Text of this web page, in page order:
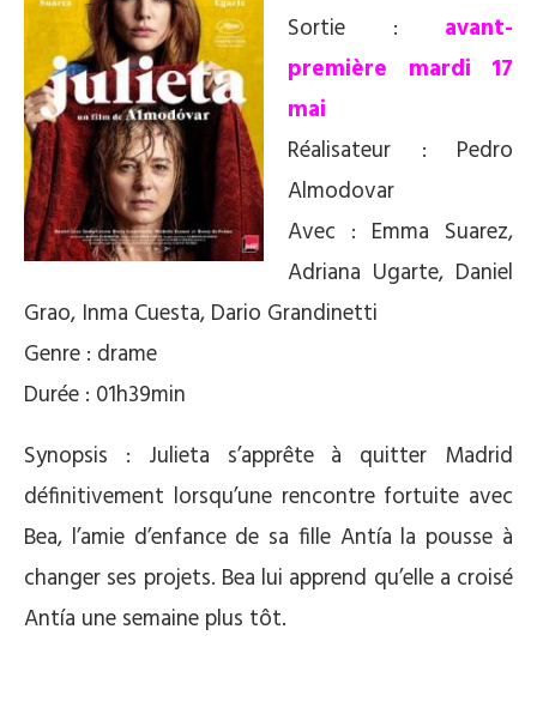
Sortie : avant-
première mardi 17
mai
Réalisateur : Pedro
Almodovar
Avec : Emma Suarez,
Adriana Ugarte, Daniel
Grao, Inma Cuesta, Dario Grandinetti
Genre : drame
Durée : 01h39min
Synopsis : Julieta s’apprête à quitter Madrid
définitivement lorsqu’une rencontre fortuite avec
Bea, l’amie d’enfance de sa fille Antía la pousse à
changer ses projets. Bea lui apprend qu’elle a croisé
Antía une semaine plus tôt.